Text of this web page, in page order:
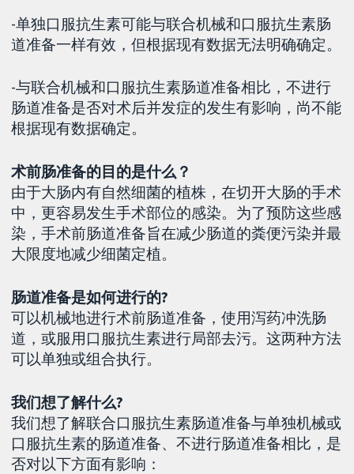
-单独口服抗生素可能与联合机械和口服抗生素肠
道准备一样有效，但根据现有数据无法明确确定。
-与联合机械和口服抗生素肠道准备相比，不进行
肠道准备是否对术后并发症的发生有影响，尚不能
根据现有数据确定。
术前肠准备的目的是什么？
由于大肠内有自然细菌的植株，在切开大肠的手术
中，更容易发生手术部位的感染。为了预防这些感
染，手术前肠道准备旨在减少肠道的粪便污染并最
大限度地减少细菌定植。
肠道准备是如何进行的?
可以机械地进行术前肠道准备，使用泻药冲洗肠
道，或服用口服抗生素进行局部去污。这两种方法
可以单独或组合执行。
我们想了解什么?
我们想了解联合口服抗生素肠道准备与单独机械或
口服抗生素的肠道准备、不进行肠道准备相比，是
否对以下方面有影响：